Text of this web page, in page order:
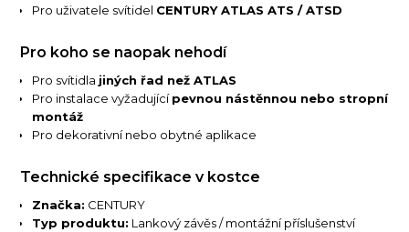
Pro uživatele svítidel CENTURY ATLAS ATS / ATSD
Pro koho se naopak nehodí
Pro svítidla jiných řad než ATLAS
Pro instalace vyžadujícípevnou nástěnnou nebo stropní
montáž
Pro dekorativní nebo obytné aplikace
Technické specifikace v kostce
Značka: CENTURY
Typ produktu: Lankový závěs / montážní příslušenství